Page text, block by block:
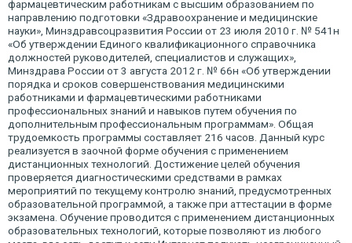
фармацевтическим работникам с высшим образованием по
направлению подготовки «Здравоохранение и медицинские
науки», Минздравсоцразвития России от 23 июля 2010 г. № 541н
«Об утверждении Единого квалификационного справочника
должностей руководителей, специалистов и служащих»,
Минздрава России от 3 августа 2012 г. № 66н «Об утверждении
порядка и сроков совершенствования медицинскими
работниками и фармацевтическими работниками
профессиональных знаний и навыков путем обучения по
дополнительным профессиональным программам». Общая
трудоемкость программы составляет 216 часов. Данный курс
реализуется в заочной форме обучения с применением
дистанционных технологий. Достижение целей обучения
проверяется диагностическими средствами в рамках
мероприятий по текущему контролю знаний, предусмотренных
образовательной программой, а также при аттестации в форме
экзамена. Обучение проводится с применением дистанционных
образовательных технологий, которые позволяют из любого